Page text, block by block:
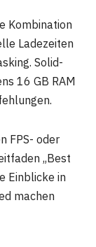
Kombination
Ladezeiten
Solid-
16 GB RAM
FPS- oder
„Best
Einblicke in
machen